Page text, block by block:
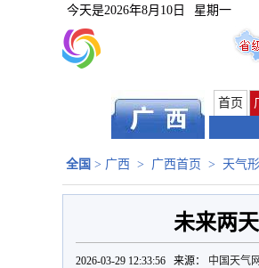
今天是2026年8月10日 星期一
首页
全国 > 广西 > 广西首页 > 天气
未来两
2026-03-29 12:33:56 来源： 中国天气